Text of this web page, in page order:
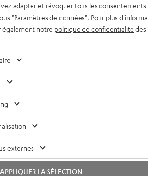
fi et systèmes
adapter et révoquer tous les
"Paramètres de données". Pour plus
également notre politique de confidentialité des
externes
APPLIQUER LA SÉLECTION